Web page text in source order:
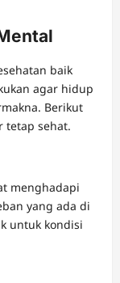
baik
agar hidup
Berikut
tetap sehat.
menghadapi
yang ada di
untuk kondisi